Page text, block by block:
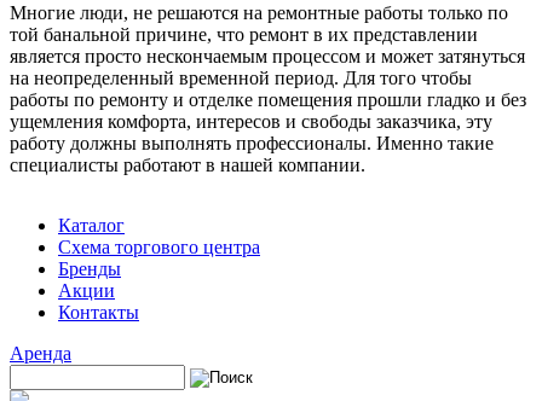
Многие люди, не решаются на ремонтные работы только по
той банальной причине, что ремонт в их представлении
является просто нескончаемым процессом и может затянуться
на неопределенный временной период. Для того чтобы
работы по ремонту и отделке помещения прошли гладко и без
ущемления комфорта, интересов и свободы заказчика, эту
работу должны выполнять профессионалы. Именно такие
специалисты работают в нашей компании.
Каталог
Схема торгового центра
Бренды
Акции
Контакты
Аренда